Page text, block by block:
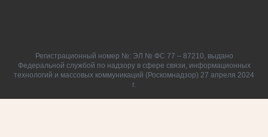
Регистрационный номер №: ЭЛ № ФС 77 – 87210, выдано
Федеральной службой по надзору в сфере связи, информационных
технологий и массовых коммуникаций (Роскомнадзор) 27 апреля 2024
г.